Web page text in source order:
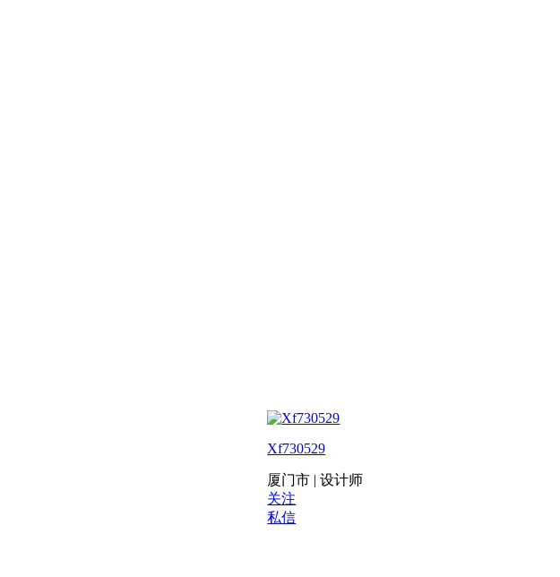
Xf730529
厦门市 | 设计师
关注
私信